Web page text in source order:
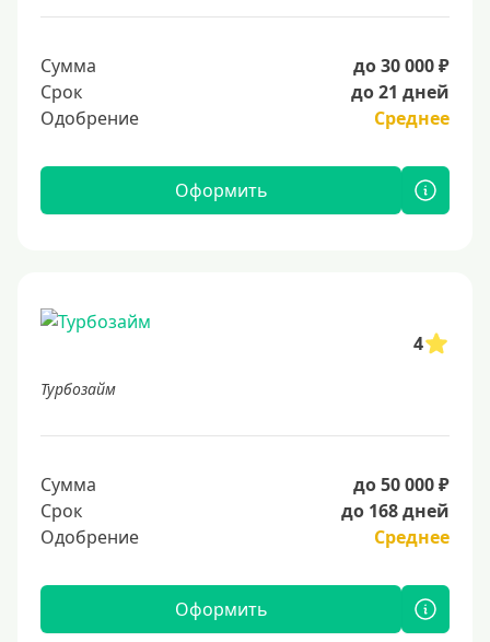
Сумма
до 30 000 ₽
Срок
до 21 дней
Одобрение
Среднее
Оформить
4
Турбозайм
Сумма
до 50 000 ₽
Срок
до 168 дней
Одобрение
Среднее
Оформить